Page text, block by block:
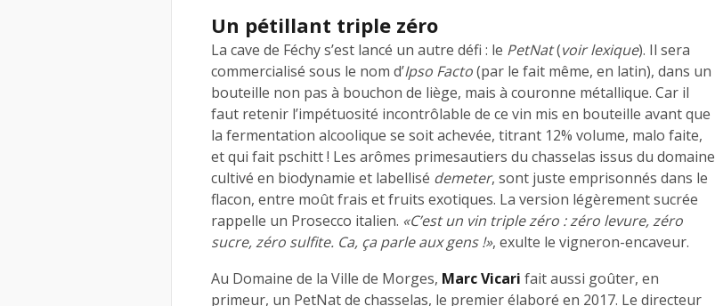
Un pétillant triple zéro
La cave de Féchy s’est lancé un autre défi : le PetNat(voir lexique). Il sera
commercialisé sous le nom d’Ipso Facto(par le fait même, en latin), dans un
bouteille non pas à bouchon de liège, mais à couronne métallique. Car il
faut retenir l’impétuosité incontrôlable de ce vin mis en bouteille avant que
la fermentation alcoolique se soit achevée, titrant 12% volume, malo faite,
et qui fait pschitt ! Les arômes primesautiers du chasselas issus du domaine
cultivé en biodynamie et labellisé demeter, sont juste emprisonnés dans le
flacon, entre moût frais et fruits exotiques. La version légèrement sucrée
rappelle un Prosecco italien. «C’est un vin triple zéro : zéro levure, zéro
sucre, zéro sulfite. Ca, ça parle aux gens !», exulte le vigneron-encaveur.
Au Domaine de la Ville de Morges, Marc Vicari fait aussi goûter, en
primeur, un PetNat de chasselas, le premier élaboré en 2017. Le directeur